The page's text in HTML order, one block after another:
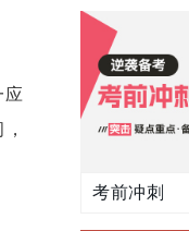
考前冲刺